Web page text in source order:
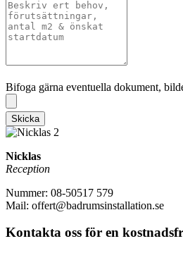
Bifoga gärna eventuella dokument,
Skicka
Nicklas
Reception
Nummer: 08-50517 579
Mail: offert@badrumsinstallation.se
Kontakta oss för en